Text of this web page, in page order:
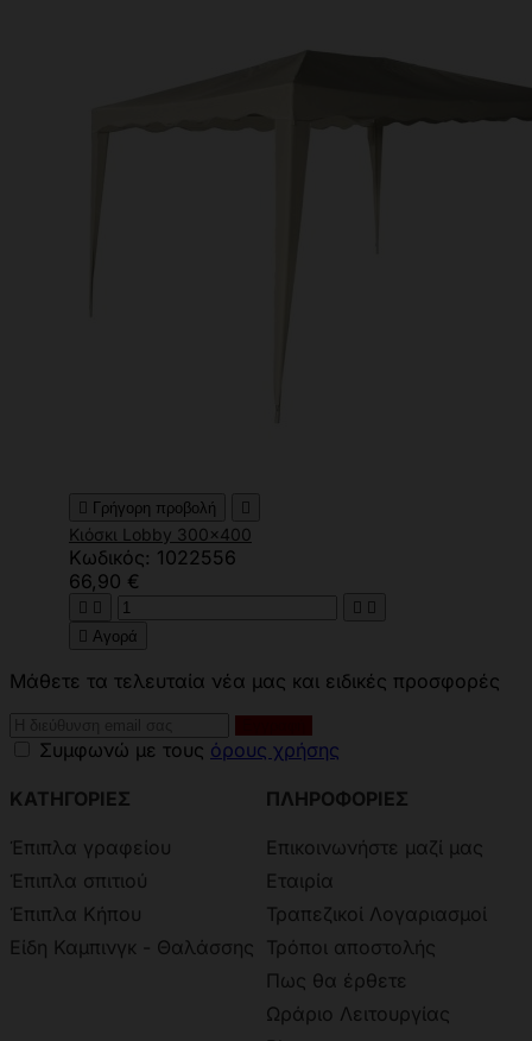
 Γρήγορη προβολή 
Κιόσκι Lobby 300x400
Κωδικός: 1022556
66,90 €
   
 Αγορά
Μάθετε τα τελευταία νέα μας και ειδικές προσφορές
Συμφωνώ με τους όρους χρήσης
ΚΑΤΗΓΟΡΙΕΣ
Έπιπλα γραφείου
Έπιπλα σπιτιού
Έπιπλα Κήπου
Είδη Καμπινγκ - Θαλάσσης
ΠΛΗΡΟΦΟΡΙΕΣ
Επικοινωνήστε μαζί μας
Εταιρία
Τραπεζικοί Λογαριασμοί
Τρόποι αποστολής
Πως θα έρθετε
Ωράριο Λειτουργίας